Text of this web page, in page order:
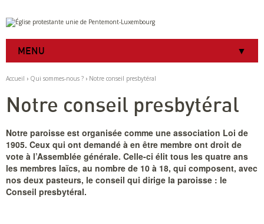
Aller
au
contenu.
à
navigation
Outils
personnels
MENU
Accueil › Qui sommes-nous ? › Notre conseil presbytéral
Notre conseil presbytéral
Notre paroisse est organisée comme une association Loi de
1905. Ceux qui ont demandé à en être membre ont droit de
vote à l’Assemblée générale. Celle-ci élit tous les quatre ans
les membres laïcs, au nombre de 10 à 18, qui composent, avec
nos deux pasteurs, le conseil qui dirige la paroisse : le
Conseil presbytéral.